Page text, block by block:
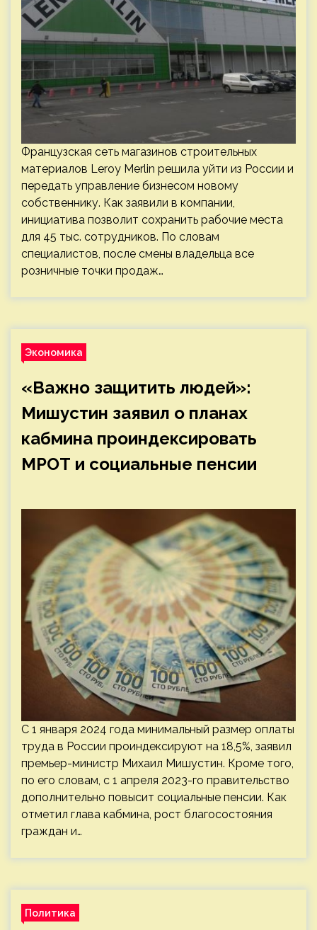
Французская сеть магазинов строительных
материалов Leroy Merlin решила уйти из России и
передать управление бизнесом новому
собственнику. Как заявили в компании,
инициатива позволит сохранить рабочие места
для 45 тыс. сотрудников. По словам
специалистов, после смены владельца все
розничные точки продаж…
Экономика
«Важно защитить людей»:
Мишустин заявил о планах
кабмина проиндексировать
МРОТ и социальные пенсии
С 1 января 2024 года минимальный размер оплаты
труда в России проиндексируют на 18,5%, заявил
премьер-министр Михаил Мишустин. Кроме того,
по его словам, с 1 апреля 2023-го правительство
дополнительно повысит социальные пенсии. Как
отметил глава кабмина, рост благосостояния
граждан и…
Политика